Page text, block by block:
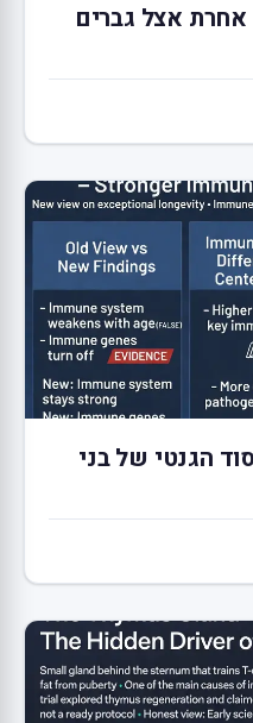
אצל גברים
הגנטי של בני